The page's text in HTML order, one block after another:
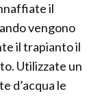
il
vengono
il trapianto il
Utilizzate un
d’acqua le